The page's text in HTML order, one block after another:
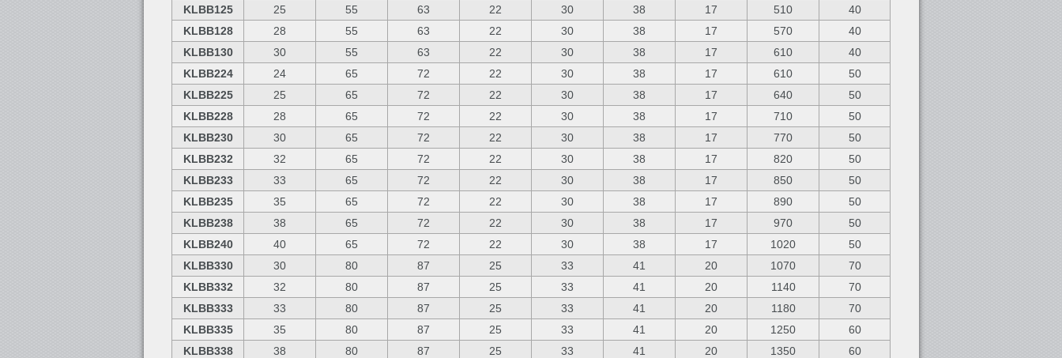
KLBB125
25 55 63 22 30 38 17 510
40
KLBB128
28 55 63 22 30 38 17 570
40
KLBB130
30 55 63 22 30 38 17 610
40
KLBB224
24 65 72 22 30 38 17 610
50
KLBB225
25 65 72 22 30 38 17 640
50
KLBB228
28 65 72 22 30 38 17 710
50
KLBB230
30 65 72 22 30 38 17 770
50
KLBB232
32 65 72 22 30 38 17 820
50
KLBB233
33 65 72 22 30 38 17 850
50
KLBB235
35 65 72 22 30 38 17 890
50
KLBB238
38 65 72 22 30 38 17 970
50
KLBB240
40 65 72 22 30 38 17 1020
50
KLBB330
30 80 87 25 33 41 20 1070
70
KLBB332
32 80 87 25 33 41 20 1140
70
KLBB333
33 80 87 25 33 41 20 1180
70
KLBB335
35 80 87 25 33 41 20 1250
60
KLBB338
38 80 87 25 33 41 20 1350
60